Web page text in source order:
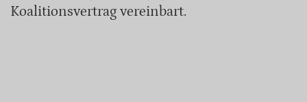
Koalitionsvertrag vereinbart.